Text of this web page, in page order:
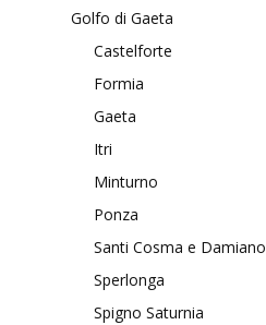
Golfo di Gaeta
Castelforte
Formia
Gaeta
Itri
Minturno
Ponza
Santi Cosma e Damiano
Sperlonga
Spigno Saturnia